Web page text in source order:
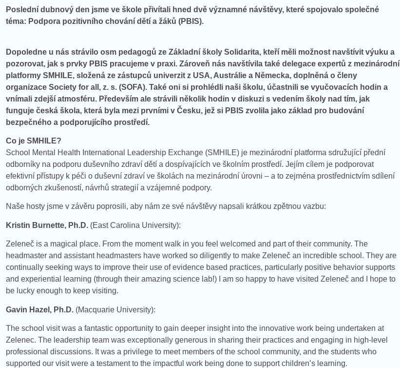
Poslední dubnový den jsme ve škole přivítali hned dvě významné návštěvy, které spojovalo společné
téma: Podpora pozitivního chování dětí a žáků (PBIS).
Dopoledne u nás strávilo osm pedagogů ze Základní školy Solidarita, kteří měli možnost navštívit výuku a
pozorovat, jak s prvky PBIS pracujeme v praxi. Zároveň nás navštívila také delegace expertů z mezinárodní
platformy SMHILE, složená ze zástupců univerzit z USA, Austrálie a Německa, doplněná o členy
organizace Society for all, z. s. (SOFA). Také oni si prohlédli naši školu, účastnili se vyučovacích hodin a
vnímali zdejší atmosféru. Především ale strávili několik hodin v diskuzi s vedením školy nad tím, jak
funguje česká škola, která byla mezi prvními v Česku, jež si PBIS zvolila jako základ pro budování
bezpečného a podporujícího prostředí.
Co je SMHILE?
School Mental Health International Leadership Exchange (SMHILE) je mezinárodní platforma sdružující přední
odborníky na podporu duševního zdraví dětí a dospívajících ve školním prostředí. Jejím cílem je podporovat
efektivní přístupy k péči o duševní zdraví ve školách na mezinárodní úrovni – a to zejména prostřednictvím sdílení
odborných zkušeností, návrhů strategií a vzájemné podpory.
Naše hosty jsme v závěru poprosili, aby nám ze své návštěvy napsali krátkou zpětnou vazbu:
Kristin Burnette, Ph.D. (East Carolina University):
Zeleneč is a magical place. From the moment walk in you feel welcomed and part of their community. The
headmaster and assistant headmasters have worked so diligently to make Zeleneč an incredible school. They are
continually seeking ways to improve their use of evidence based practices, particularly positive behavior supports
and experiential learning (through their amazing science lab!) I am so happy to have visited Zeleneč and I hope to
be lucky enough to keep visiting.
Gavin Hazel, Ph.D. (Macquarie University):
The school visit was a fantastic opportunity to gain deeper insight into the innovative work being undertaken at
Zelenec. The leadership team was exceptionally generous in sharing their practices and engaging in high-level
professional discussions. It was a privilege to meet members of the school community, and the students who
supported our visit were a testament to the impactful work being done to support children’s learning.